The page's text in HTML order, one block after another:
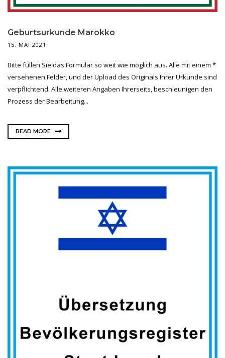
Geburtsurkunde Marokko
15. MAI 2021
Bitte füllen Sie das Formular so weit wie möglich aus. Alle mit einem *
versehenen Felder, und der Upload des Originals Ihrer Urkunde sind
verpflichtend. Alle weiteren Angaben Ihrerseits, beschleunigen den
Prozess der Bearbeitung...
READ MORE